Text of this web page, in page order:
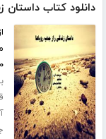
دانلود کتاب داستان
۱۰